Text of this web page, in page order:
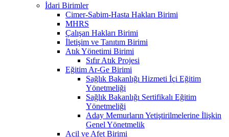
İdari Birimler
Cimer-Sabim-Hasta Hakları Birimi
MHRS
Çalışan Hakları Birimi
İletişim ve Tanıtım Birimi
Atık Yönetimi Birimi
Sıfır Atık Projesi
Eğitim Ar-Ge Birimi
Sağlık Bakanlığı Hizmeti İçi Eğitim
Yönetmeliği
Sağlık Bakanlığı Sertifikalı Eğitim
Yönetmeliği
Aday Memurların Yetiştirilmelerine İlişkin
Genel Yönetmelik
Acil ve Afet Birimi